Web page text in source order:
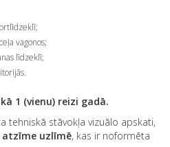
vagonos;
līdzeklī;
1 (vienu) reizi gadā.
tehniskā stāvokļa vizuālo apskati,
atzīme uzlīmē, kas ir noformēta